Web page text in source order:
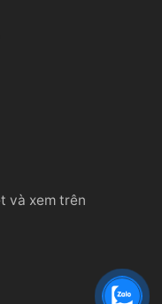
và xem trên